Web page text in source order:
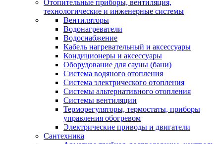
Отопительные приборы, вентиляция,
технологические и инженерные системы
Вентиляторы
Водонагреватели
Водоснабжение
Кабель нагревательный и аксессуары
Кондиционеры и аксессуары
Оборудование для сауны (бани)
Система водяного отопления
Система электрического отопления
Системы альтернативного отопления
Системы вентиляции
Терморегуляторы, термостаты, приборы
управления обогревом
Электрические приводы и двигатели
Сантехника